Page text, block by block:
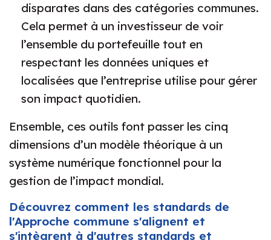
disparates dans des catégories communes.
Cela permet à un investisseur de voir
l’ensemble du portefeuille tout en
respectant les données uniques et
localisées que l’entreprise utilise pour gérer
son impact quotidien.
Ensemble, ces outils font passer les cinq
dimensions d’un modèle théorique à un
système numérique fonctionnel pour la
gestion de l’impact mondial.
Découvrez comment les standards de
l'Approche commune s'alignent et
s'intègrent à d'autres standards et